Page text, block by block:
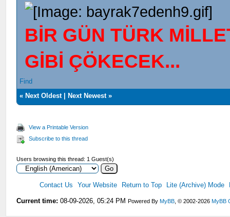
BİR GÜN TÜRK
GİBİ ÇÖKECEK...
Find
« Next Oldest| Next Newest»
View a Printable Version
Subscribe to this thread
Users browsing this thread: 1 Guest(s)
Contact Us Your Website Return to Top Lite (Archive) Mode
Current time: 08-09-2026, 05:24 PM Powered By MyBB , © 2002-2026 MyBB